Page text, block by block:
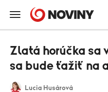
Lucia Husárová
Zlatá horúčka sa
sa bude ťažiť na